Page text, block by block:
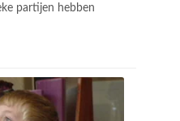
partijen hebben